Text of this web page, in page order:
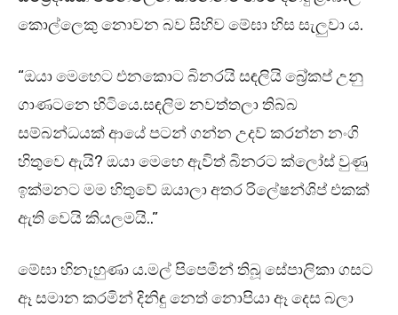
කොල්ලෙකු නොවන බව සිහිව මේඝා හිස සැලුවා ය.
“ඔයා මෙහෙට එනකොට බිනරයි සඳලියි බ්‍රේකප් උනු
ගාණටනෙ හිටියෙ.සඳලිම නවත්තලා තිබ්බ
සම්බන්ධයක් ආයේ පටන් ගන්න උදව් කරන්න නංගි
හිතුවෙ ඇයි? ඔයා මෙහෙ ඇවිත් බිනරට ක්ලෝස් වුණු
ඉක්මනට මම හිතුවේ ඔයාලා අතර රිලේෂන්ශිප් එකක්
ඇති වෙයි කියලමයි..”
මේඝා හිනැහුණා ය.මල් පිපෙමින් තිබූ සේපාලිකා ගසට
ඈ සමාන කරමින් දිනිඳු නෙත් නොපියා ඈ දෙස බලා